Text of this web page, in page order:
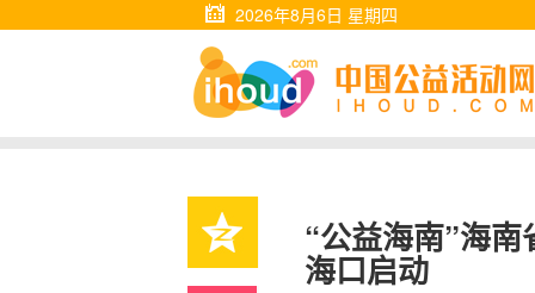
2026年8月6日 星期四
“公益海南”海
海口启动